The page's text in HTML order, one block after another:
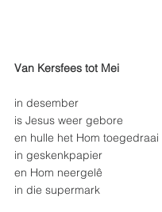
Van Kersfees tot Mei
in desember
is Jesus weer gebore
en hulle het Hom toegedraai
in geskenkpapier
en Hom neergelê
in die supermark